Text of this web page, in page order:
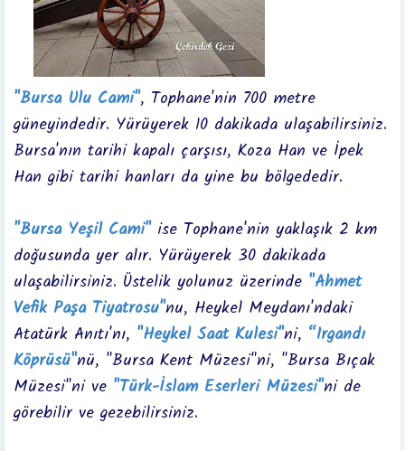
"Bursa Ulu Cami", Tophane'nin 700 metre
güneyindedir. Yürüyerek 10 dakikada ulaşabilirsiniz.
Bursa'nın tarihi kapalı çarşısı, Koza Han ve İpek
Han gibi tarihi hanları da yine bu bölgededir.
"Bursa Yeşil Cami"ise Tophane'nin yaklaşık 2 km
doğusunda yer alır. Yürüyerek 30 dakikada
ulaşabilirsiniz. Üstelik yolunuz üzerinde "Ahmet
Vefik Paşa Tiyatrosu"nu, Heykel Meydanı'ndaki
Atatürk Anıtı'nı, "Heykel Saat Kulesi"ni, “Irgandı
Köprüsü"nü, "Bursa Kent Müzesi"ni, "Bursa Bıçak
Müzesi"ni ve "Türk-İslam Eserleri Müzesi"ni de
görebilir ve gezebilirsiniz.